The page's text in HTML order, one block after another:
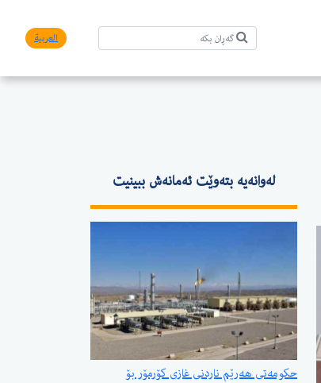
العربیة
لەوانەیە بتەوێت ئەمانەش ببینیت
حکومەتی هەرێم ناردنی غازی کۆرمۆر بۆ